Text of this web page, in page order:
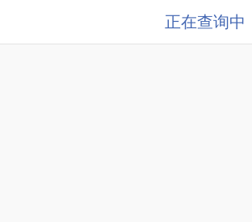
正在查询中